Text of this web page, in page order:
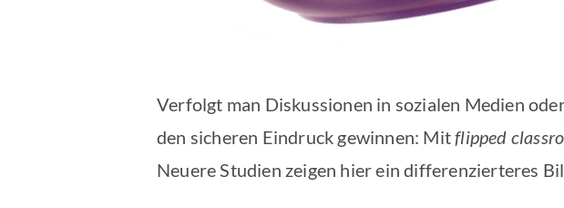
Verfolgt man Diskussionen in sozialen Medien
den sicheren Eindruck gewinnen: Mitflipped
Neuere Studien zeigen hier ein differenzierteres